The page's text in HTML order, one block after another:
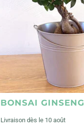
BONSAI GINSENG
Livraison dès le 10 août